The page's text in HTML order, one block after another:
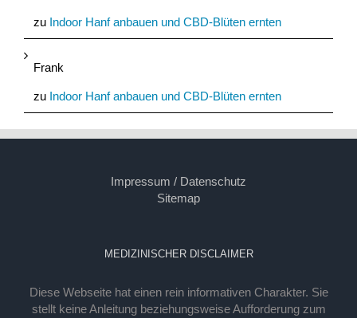
zu Indoor Hanf anbauen und CBD-Blüten ernten
Frank
zu Indoor Hanf anbauen und CBD-Blüten ernten
Impressum / Datenschutz
Sitemap
MEDIZINISCHER DISCLAIMER
Diese Webseite hat einen rein informativen Charakter. Sie
stellt keine Anleitung beziehungsweise Aufforderung zum